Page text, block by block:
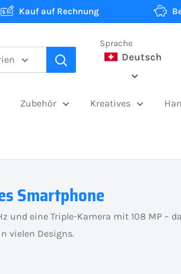
Kauf auf Rechnung
Sprache
Deutsch
Zubehör Kreatives
Smartphone
eine Triple-Kamera mit 108 MP –
vielen Designs.